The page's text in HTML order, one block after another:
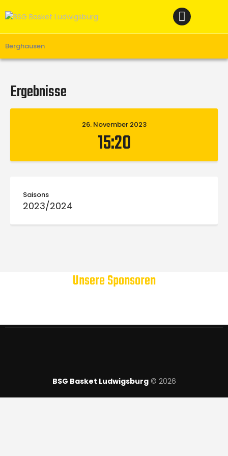
BerghausenVerein
Teams M
Unterstützen
Ergebnisse
26. November 2023
15:20
Saisons
2023/2024
Unsere Sponsoren
BSG Basket Ludwigsburg© 2026